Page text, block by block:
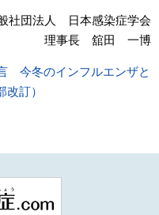
社団法人 日本感染症学会
理事長 舘田 一博
今冬のインフルエンザと
訂）